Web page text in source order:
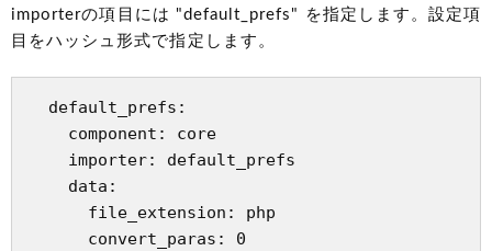
importerの項目には "default_prefs" を指定します。設定項
目をハッシュ形式で指定します。
  default_prefs:
    component: core
    importer: default_prefs
    data:
      file_extension: php
      convert_paras: 0